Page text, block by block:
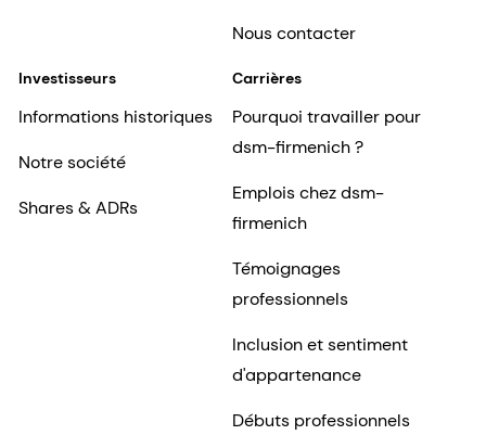
Nous contacter
Investisseurs
Informations historiques
Notre société
Shares & ADRs
Carrières
Pourquoi travailler pour
dsm-firmenich ?
Emplois chez dsm-
firmenich
Témoignages
professionnels
Inclusion et sentiment
d'appartenance
Débuts professionnels